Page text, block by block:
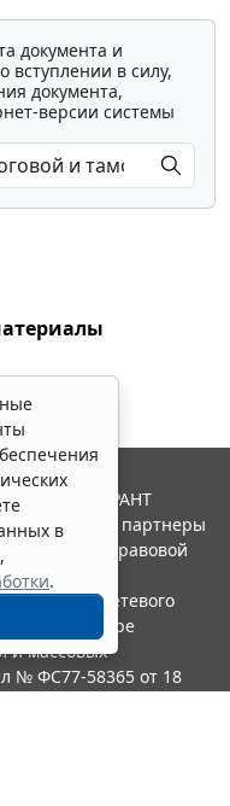
документа и
в силу,
документа,
версии системы
в
.
Система ГАРАНТ
"Гарант" и ее партнеры
ассоциации правовой
качестве сетевого
в сфере
и массовых
№ ФС77-58365 от 18